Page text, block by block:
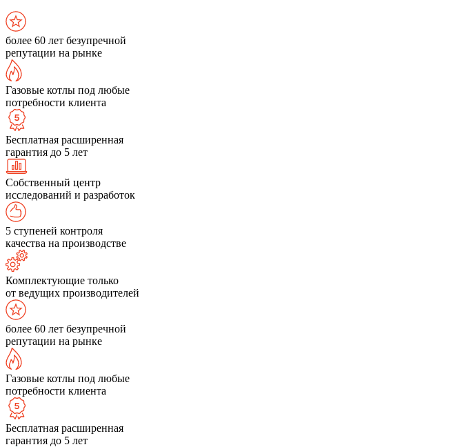
более 60 лет безупречной
репутации на рынке
Газовые котлы под любые
потребности клиента
Бесплатная расширенная
гарантия до 5 лет
Собственный центр
исследований и разработок
5 ступеней контроля
качества на производстве
Комплектующие только
от ведущих производителей
более 60 лет безупречной
репутации на рынке
Газовые котлы под любые
потребности клиента
Бесплатная расширенная
гарантия до 5 лет